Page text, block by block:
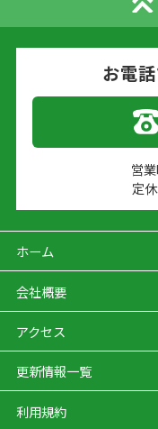
お電
営
定
ホーム
会社概要
アクセス
更新情報一覧
利用規約